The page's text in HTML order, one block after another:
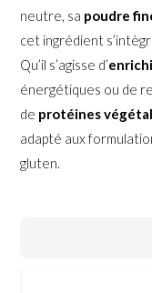
neutre, sa poudre
cet ingrédient
Qu’il s’agisse d’
énergétiques ou de
de protéines
adapté aux
gluten.